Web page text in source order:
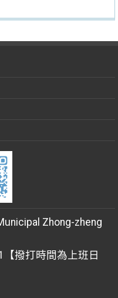
Zhong-zheng
撥打時間為上班日